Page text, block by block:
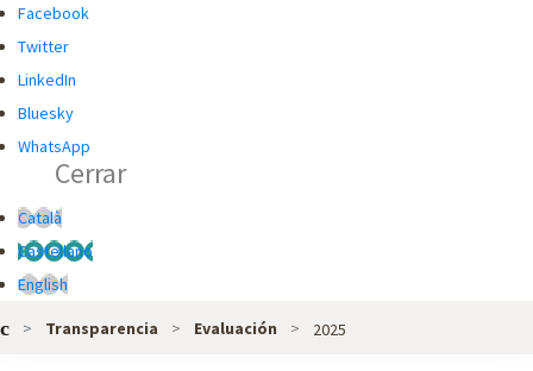
L
O
B
A
Facebook
Twitter
LinkedIn
Bluesky
WhatsApp
Cerrar
Català
Castellano
English
Transparencia Evaluación 2025